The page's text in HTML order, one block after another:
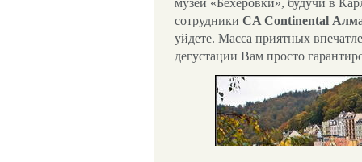
музей «Бехеровки», будучи в
сотрудники CA Continental
уйдете. Масса приятных
дегустации Вам просто